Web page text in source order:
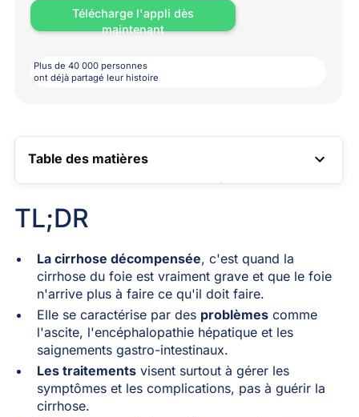
Télécharge l'appli dès
maintenant
Plus de 40 000 personnes
ont déjà partagé leur histoire
Table des matières
TL;DR
La cirrhose décompensée, c'est quand la
cirrhose du foie est vraiment grave et que le foie
n'arrive plus à faire ce qu'il doit faire.
Elle se caractérise par des problèmescomme
l'ascite, l'encéphalopathie hépatique et les
saignements gastro-intestinaux.
Les traitementsvisent surtout à gérer les
symptômes et les complications, pas à guérir la
cirrhose.